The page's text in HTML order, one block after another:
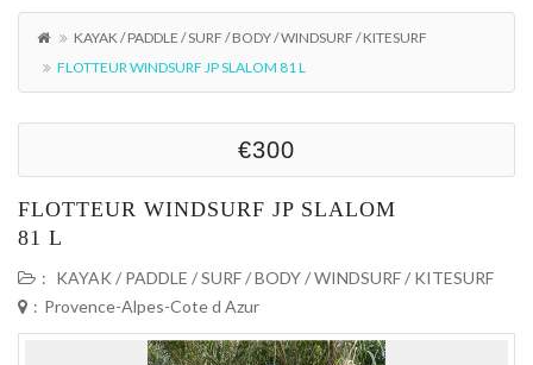
KAYAK / PADDLE / SURF / BODY / WINDSURF / KITESURF
FLOTTEUR WINDSURF JP SLALOM 81 L
€300
FLOTTEUR WINDSURF JP SLALOM
81 L
: KAYAK / PADDLE / SURF / BODY / WINDSURF / KITESURF
: Provence-Alpes-Cote d Azur